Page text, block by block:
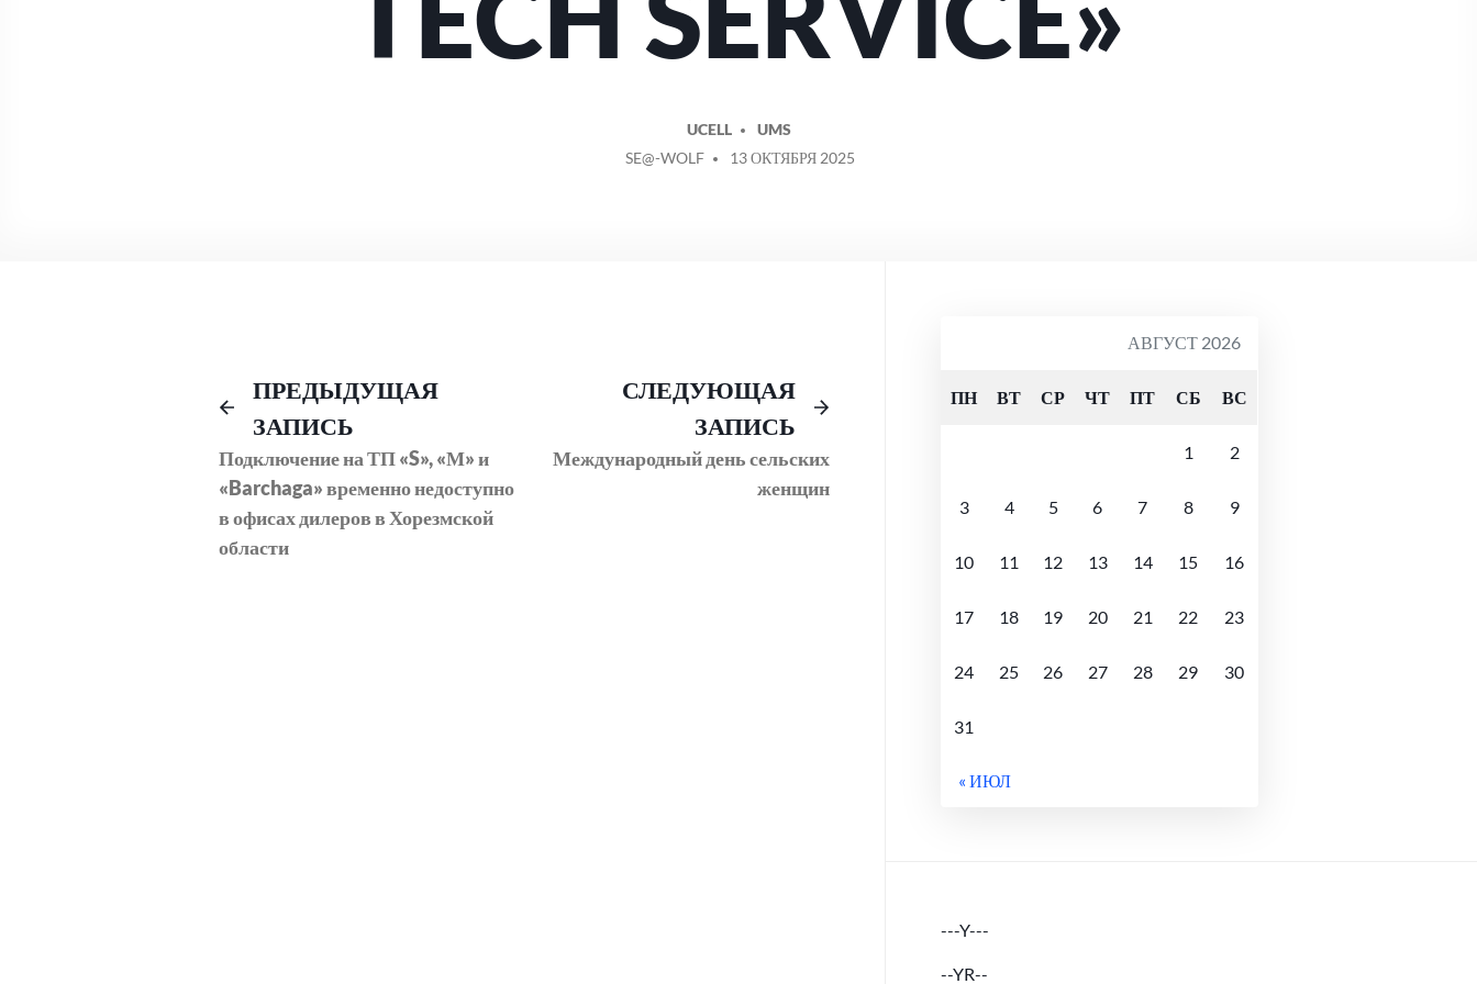
UCELL
UMS
СООБЩЕНИЕ
SE@-WOLF 13 ОКТЯБРЯ 2025
Навигация
по
записям
ПРЕДЫДУЩАЯ
ЗАПИСЬ
Предыдущий
Подключение на ТП «S», «М» и
«Barchaga» временно недоступно
в офисах дилеров в Хорезмской
области
СЛЕДУЮЩАЯ
ЗАПИСЬ
Международный день сельских
женщин
АВГУСТ 2026
ПН ВТ СР ЧТ ПТ СБ ВС
1 2
3 4 5 6 7 8 9
10 11 12 13 14 15 16
17 18 19 20 21 22 23
24 25 26 27 28 29 30
31
« ИЮЛ
---Y---
--YR--